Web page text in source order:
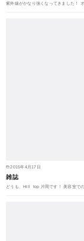
紫外線がかなり強くなってきました！
2015年4月17日
雑誌
どうも、Hill top 片岡です！ 美容室で